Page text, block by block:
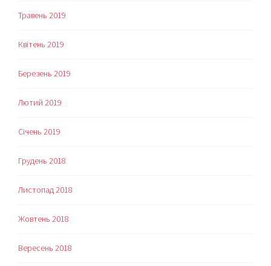
Травень 2019
Квітень 2019
Березень 2019
Лютий 2019
Січень 2019
Грудень 2018
Листопад 2018
Жовтень 2018
Вересень 2018